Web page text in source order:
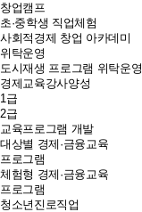
창업캠프
초·중학생 직업체험
사회적경제 창업 아카데미
위탁운영
도시재생 프로그램 위탁운영
경제교육강사양성
1급
2급
교육프로그램 개발
대상별 경제·금융교육
프로그램
체험형 경제·금융교육
프로그램
청소년진로직업